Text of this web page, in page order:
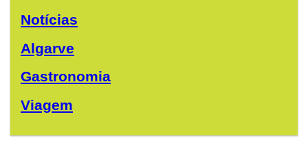
Notícias
Algarve
Gastronomia
Viagem